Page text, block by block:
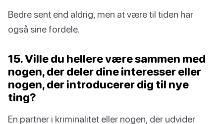
Bedre sent end aldrig, men at være til tiden har
også sine fordele.
15. Ville du hellere være sammen med
nogen, der deler dine interesser eller
nogen, der introducerer dig til nye
ting?
En partner i kriminalitet eller nogen, der udvider